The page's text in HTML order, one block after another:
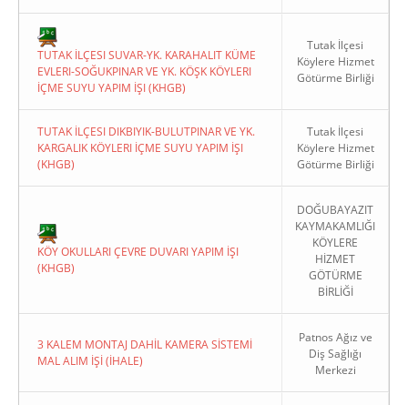
TUTAK İLÇESI SUVAR-YK. KARAHALIT KÜME
EVLERI-SOĞUKPINAR VE YK. KÖŞK KÖYLERI
İÇME SUYU YAPIM İŞI (KHGB)
Tutak İlçesi
Köylere Hizmet
Götürme Birliği
TUTAK İLÇESI DIKBIYIK-BULUTPINAR VE YK.
KARGALIK KÖYLERI İÇME SUYU YAPIM İŞI
(KHGB)
Tutak İlçesi
Köylere Hizmet
Götürme Birliği
KÖY OKULLARI ÇEVRE DUVARI YAPIM İŞI
(KHGB)
DOĞUBAYAZIT
KAYMAKAMLIĞI
KÖYLERE
HİZMET
GÖTÜRME
BİRLİĞİ
3 KALEM MONTAJ DAHİL KAMERA SİSTEMİ
MAL ALIM İŞİ (İHALE)
Patnos Ağız ve
Diş Sağlığı
Merkezi